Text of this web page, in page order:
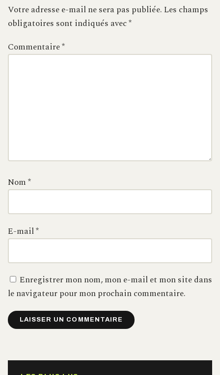
Votre adresse e-mail ne sera pas publiée.Les champs
obligatoires sont indiqués avec*
Commentaire*
Nom*
E-mail*
Enregistrer mon nom, mon e-mail et mon site dans
le navigateur pour mon prochain commentaire.